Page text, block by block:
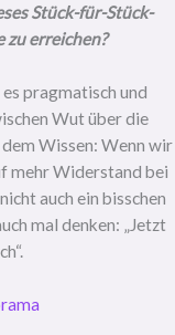
Stück-für-Stück-
zu erreichen?
pragmatisch und
Wut über die
Wissen: Wenn wir
mehr Widerstand bei
auch ein bisschen
mal denken: „Jetzt